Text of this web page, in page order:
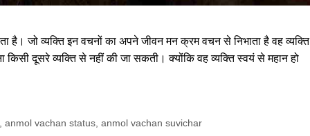
है। जो व्यक्ति इन वचनों का अपने जीवन मन क्रम वचन से निभाता है वह व्यक्ति
किसी दूसरे व्यक्ति से नहीं की जा सकती। क्योंकि वह व्यक्ति स्वयं से महान हो
anmol vachan status, anmol vachan suvichar